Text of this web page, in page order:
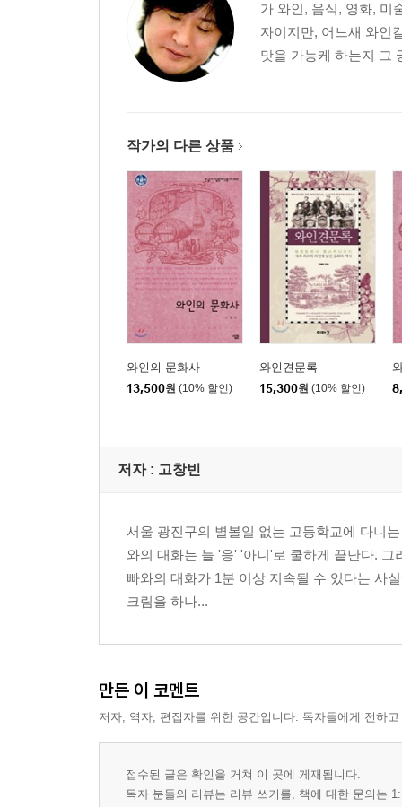
가 와인, 음식, 영화, 미
자이지만, 어느새 와인
맛을 가능케 하는지 그
작가의 다른 상품
와인의 문화사
13,500원 (10% 할인)
와인견문록
15,300원 (10% 할인)
저자 : 고창빈
서울 광진구의 별볼일 없는 고등학교에 다니
와의 대화는 늘 '응' '아니'로 쿨하게 끝난다.
빠와의 대화가 1분 이상 지속될 수 있다는 사
크림을 하나...
만든 이 코멘트
저자, 역자, 편집자를 위한 공간입니다. 독자들에게 전하
접수된 글은 확인을 거쳐 이 곳에 게재됩니다.
독자 분들의 리뷰는 리뷰 쓰기를, 책에 대한 문의는